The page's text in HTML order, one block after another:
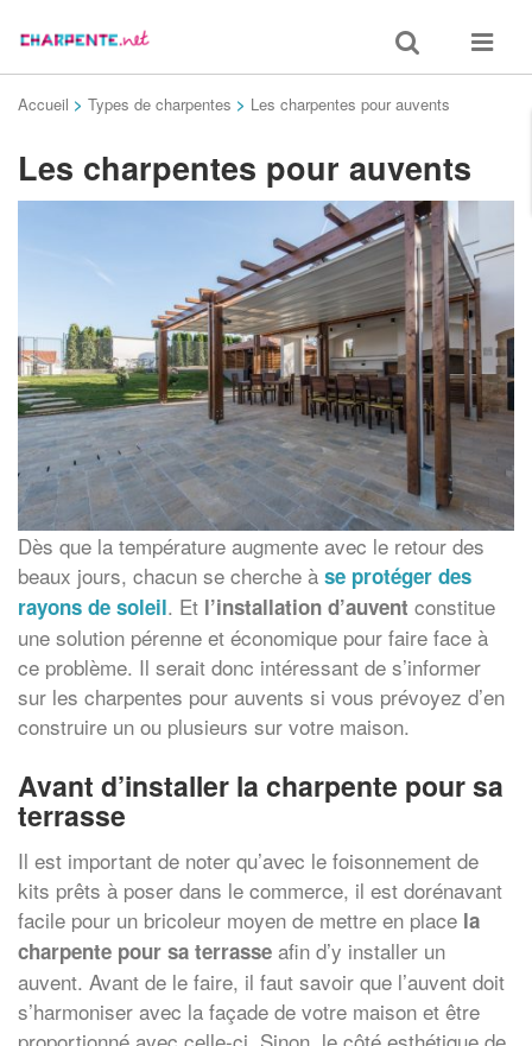
Toggle
search
Toggle
Accueil > Types de charpentes > Les charpentes pour auvents
Les charpentes pour auvents
Dès que la température augmente avec le retour des
beaux jours, chacun se cherche à se protéger des
rayons de soleil. Et l’installation d’auvent constitue
une solution pérenne et économique pour faire face à
ce problème. Il serait donc intéressant de s’informer
sur les charpentes pour auvents si vous prévoyez d’en
construire un ou plusieurs sur votre maison.
Avant d’installer la charpente pour sa
terrasse
Il est important de noter qu’avec le foisonnement de
kits prêts à poser dans le commerce, il est dorénavant
facile pour un bricoleur moyen de mettre en place la
charpente pour sa terrasse afin d’y installer un
auvent. Avant de le faire, il faut savoir que l’auvent doit
s’harmoniser avec la façade de votre maison et être